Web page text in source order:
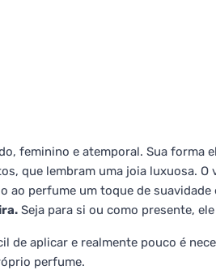
feminino e atemporal. Sua forma
que lembram uma joia luxuosa.
ao perfume um toque de suavidade
Seja para si ou como presente,
de aplicar e realmente pouco é
perfume.